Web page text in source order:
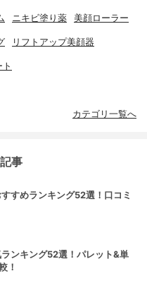
ニキビ塗り薬 美顔ローラー
リフトアップ美顔器
カテゴリ一覧へ
事
すめランキング52選！口コミ
ンキング52選！パレット&単
！